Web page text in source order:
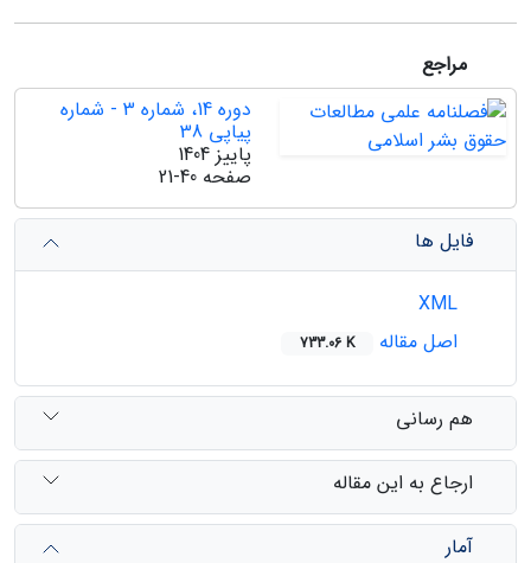
مراجع
دوره 14، شماره 3 - شماره
پیاپی 38
پاییز 1404
صفحه 21-40
فایل ها
اصل مقاله
733.06 K
هم رسانی
ارجاع به این مقاله
آمار